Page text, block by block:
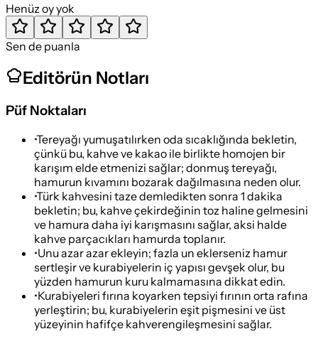
Henüz oy yok
Sen de puanla
Editörün Notları
Püf Noktaları
•Tereyağı yumuşatılırken oda sıcaklığında bekletin,
çünkü bu, kahve ve kakao ile birlikte homojen bir
karışım elde etmenizi sağlar; donmuş tereyağı,
hamurun kıvamını bozarak dağılmasına neden olur.
•Türk kahvesini taze demledikten sonra 1 dakika
bekletin; bu, kahve çekirdeğinin toz haline gelmesini
ve hamura daha iyi karışmasını sağlar, aksi halde
kahve parçacıkları hamurda toplanır.
•Unu azar azar ekleyin; fazla un eklerseniz hamur
sertleşir ve kurabiyelerin iç yapısı gevşek olur, bu
yüzden hamurun kuru kalmamasına dikkat edin.
•Kurabiyeleri fırına koyarken tepsiyi fırının orta rafına
yerleştirin; bu, kurabiyelerin eşit pişmesini ve üst
yüzeyinin hafifçe kahverengileşmesini sağlar.